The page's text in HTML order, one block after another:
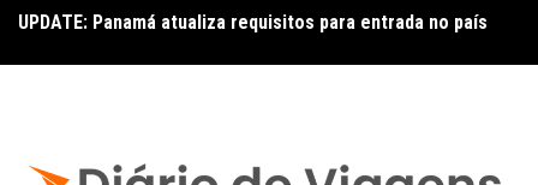
UPDATE: Panamá atualiza requisitos para entrada no país
Copa – Atualização: Política de Alterações e Reembolsos